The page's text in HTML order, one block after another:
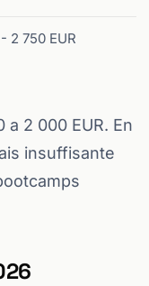
2 750 EUR
2 000 EUR. En
insuffisante